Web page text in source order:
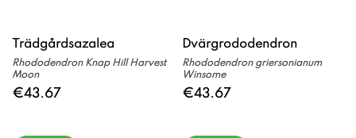
Trädgårdsazalea
Rhododendron Knap Hill Harvest
Moon
€43.67
Dvärgrododendron
Rhododendron griersonianum
Winsome
€43.67